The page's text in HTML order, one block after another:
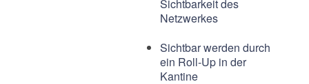
Sichtbarkeit des
Netzwerkes
Sichtbar werden durch
ein Roll-Up in der
Kantine